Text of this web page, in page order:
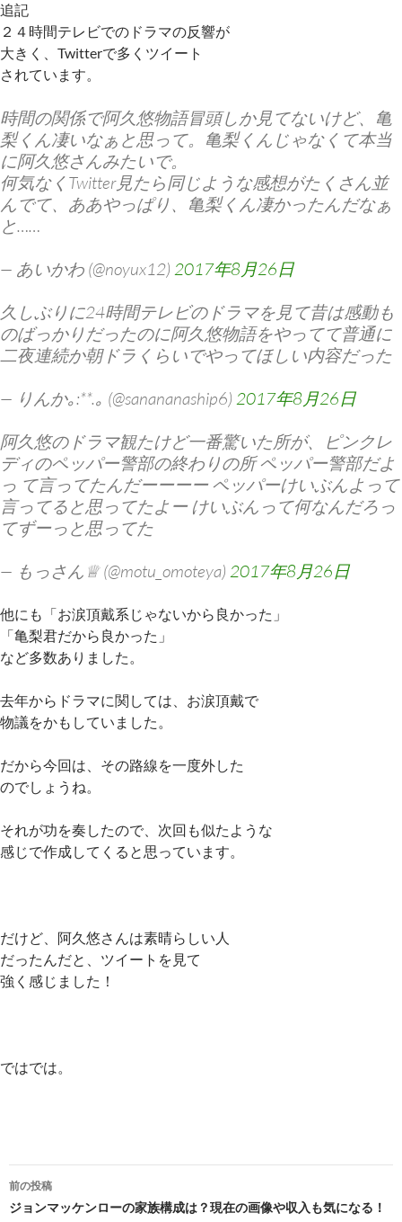
追記
２４時間テレビでのドラマの反響が
大きく、Twitterで多くツイート
されています。
時間の関係で阿久悠物語冒頭しか見てないけど、亀
梨くん凄いなぁと思って。亀梨くんじゃなくて本当
に阿久悠さんみたいで。
何気なくTwitter見たら同じような感想がたくさん並
んでて、ああやっぱり、亀梨くん凄かったんだなぁ
と……
— あいかわ (@noyux12) 2017年8月26日
久しぶりに24時間テレビのドラマを見て昔は感動も
のばっかりだったのに阿久悠物語をやってて普通に
二夜連続か朝ドラくらいでやってほしい内容だった
— りんか｡:**.｡ (@sanananaship6) 2017年8月26日
阿久悠のドラマ観たけど一番驚いた所が、ピンクレ
ディのペッパー警部の終わりの所 ペッパー警部だよ
っ て言ってたんだーーーー ペッパーけいぶんよって
言ってると思ってたよー けいぶんって何なんだろっ
てずーっと思ってた
— もっさん♕ (@motu_omoteya) 2017年8月26日
他にも「お涙頂戴系じゃないから良かった」
「亀梨君だから良かった」
など多数ありました。
去年からドラマに関しては、お涙頂戴で
物議をかもしていました。
だから今回は、その路線を一度外した
のでしょうね。
それが功を奏したので、次回も似たような
感じで作成してくると思っています。
だけど、阿久悠さんは素晴らしい人
だったんだと、ツイートを見て
強く感じました！
ではでは。
投
稿
前の投稿
ジョンマッケンローの家族構成は？現在の画像や収入も気になる！